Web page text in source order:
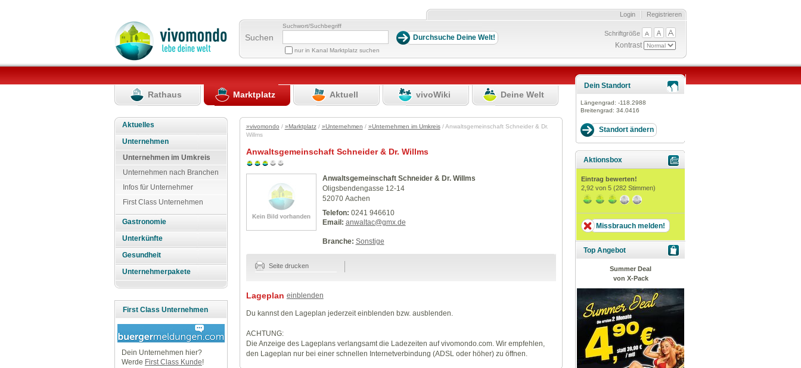
Registrieren
Login
Suchen
Suchwort/Suchbegriff
nur in Kanal Marktplatz suchen
Schriftgröße
Kontrast
Rathaus Marktplatz Aktuell vivoWiki Deine Welt
Aktuelles
Unternehmen
Unternehmen im Umkreis
Unternehmen nach Branchen
Infos für Unternehmer
First Class Unternehmen
Gastronomie
Unterkünfte
Gesundheit
Unternehmerpakete
First Class Unternehmen
Dein Unternehmen hier?
Werde First Class Kunde!
»vivomondo / »Marktplatz/ »Unternehmen / »Unternehmen im Umkreis/ Anwaltsgemeinschaft Schneider & Dr.
Willms
Anwaltsgemeinschaft Schneider & Dr. Willms
Anwaltsgemeinschaft Schneider & Dr. Willms
Oligsbendengasse 12-14
52070 Aachen
Telefon: 0241 946610
Email: anwaltac@gmx.de
Branche: Sonstige
Seite drucken
Lageplan einblenden
Du kannst den Lageplan jederzeit einblenden bzw. ausblenden.
ACHTUNG:
Die Anzeige des Lageplans verlangsamt die Ladezeiten auf vivomondo.com. Wir empfehlen,
den Lageplan nur bei einer schnellen Internetverbindung (ADSL oder höher) zu öffnen.
Dein Standort
Längengrad: -118.2988
Breitengrad: 34.0416
Aktionsbox
Eintrag bewerten!
2,92 von 5 (282 Stimmen)
Missbrauch melden!
Top Angebot
Summer Deal
von X-Pack